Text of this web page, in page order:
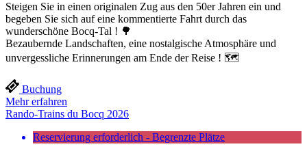
Steigen Sie in einen originalen Zug aus den 50er Jahren ein und
begeben Sie sich auf eine kommentierte Fahrt durch das
wunderschöne Bocq-Tal ! 🌳
Bezaubernde Landschaften, eine nostalgische Atmosphäre und
unvergessliche Erinnerungen am Ende der Reise ! 🗺️
Buchung
Mehr erfahren
Rando-Trains du Bocq 2026
Reservierung erforderlich - Begrenzte Plätze